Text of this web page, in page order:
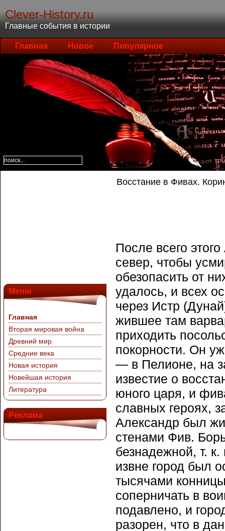
Clever-History.ru
Главные события в истории
Главная Новое Популярное
Меню
Главная
Вторая мировая война
Древний мир
Средние века
Новая история
Новейшая история
Литература
Реклама
Восстание в Фивах.
После всего
север, чтобы
обезопасить от
удалось, и всех
через Истр
жившее там
приходить
покорности. Он
— в Пелионе, на
известие о
юного царя, и
славных героях,
Александр был
стенами Фив.
безнадежной, т.
извне город был
тысячами
соперничать в
подавлено, и
разорен, что в